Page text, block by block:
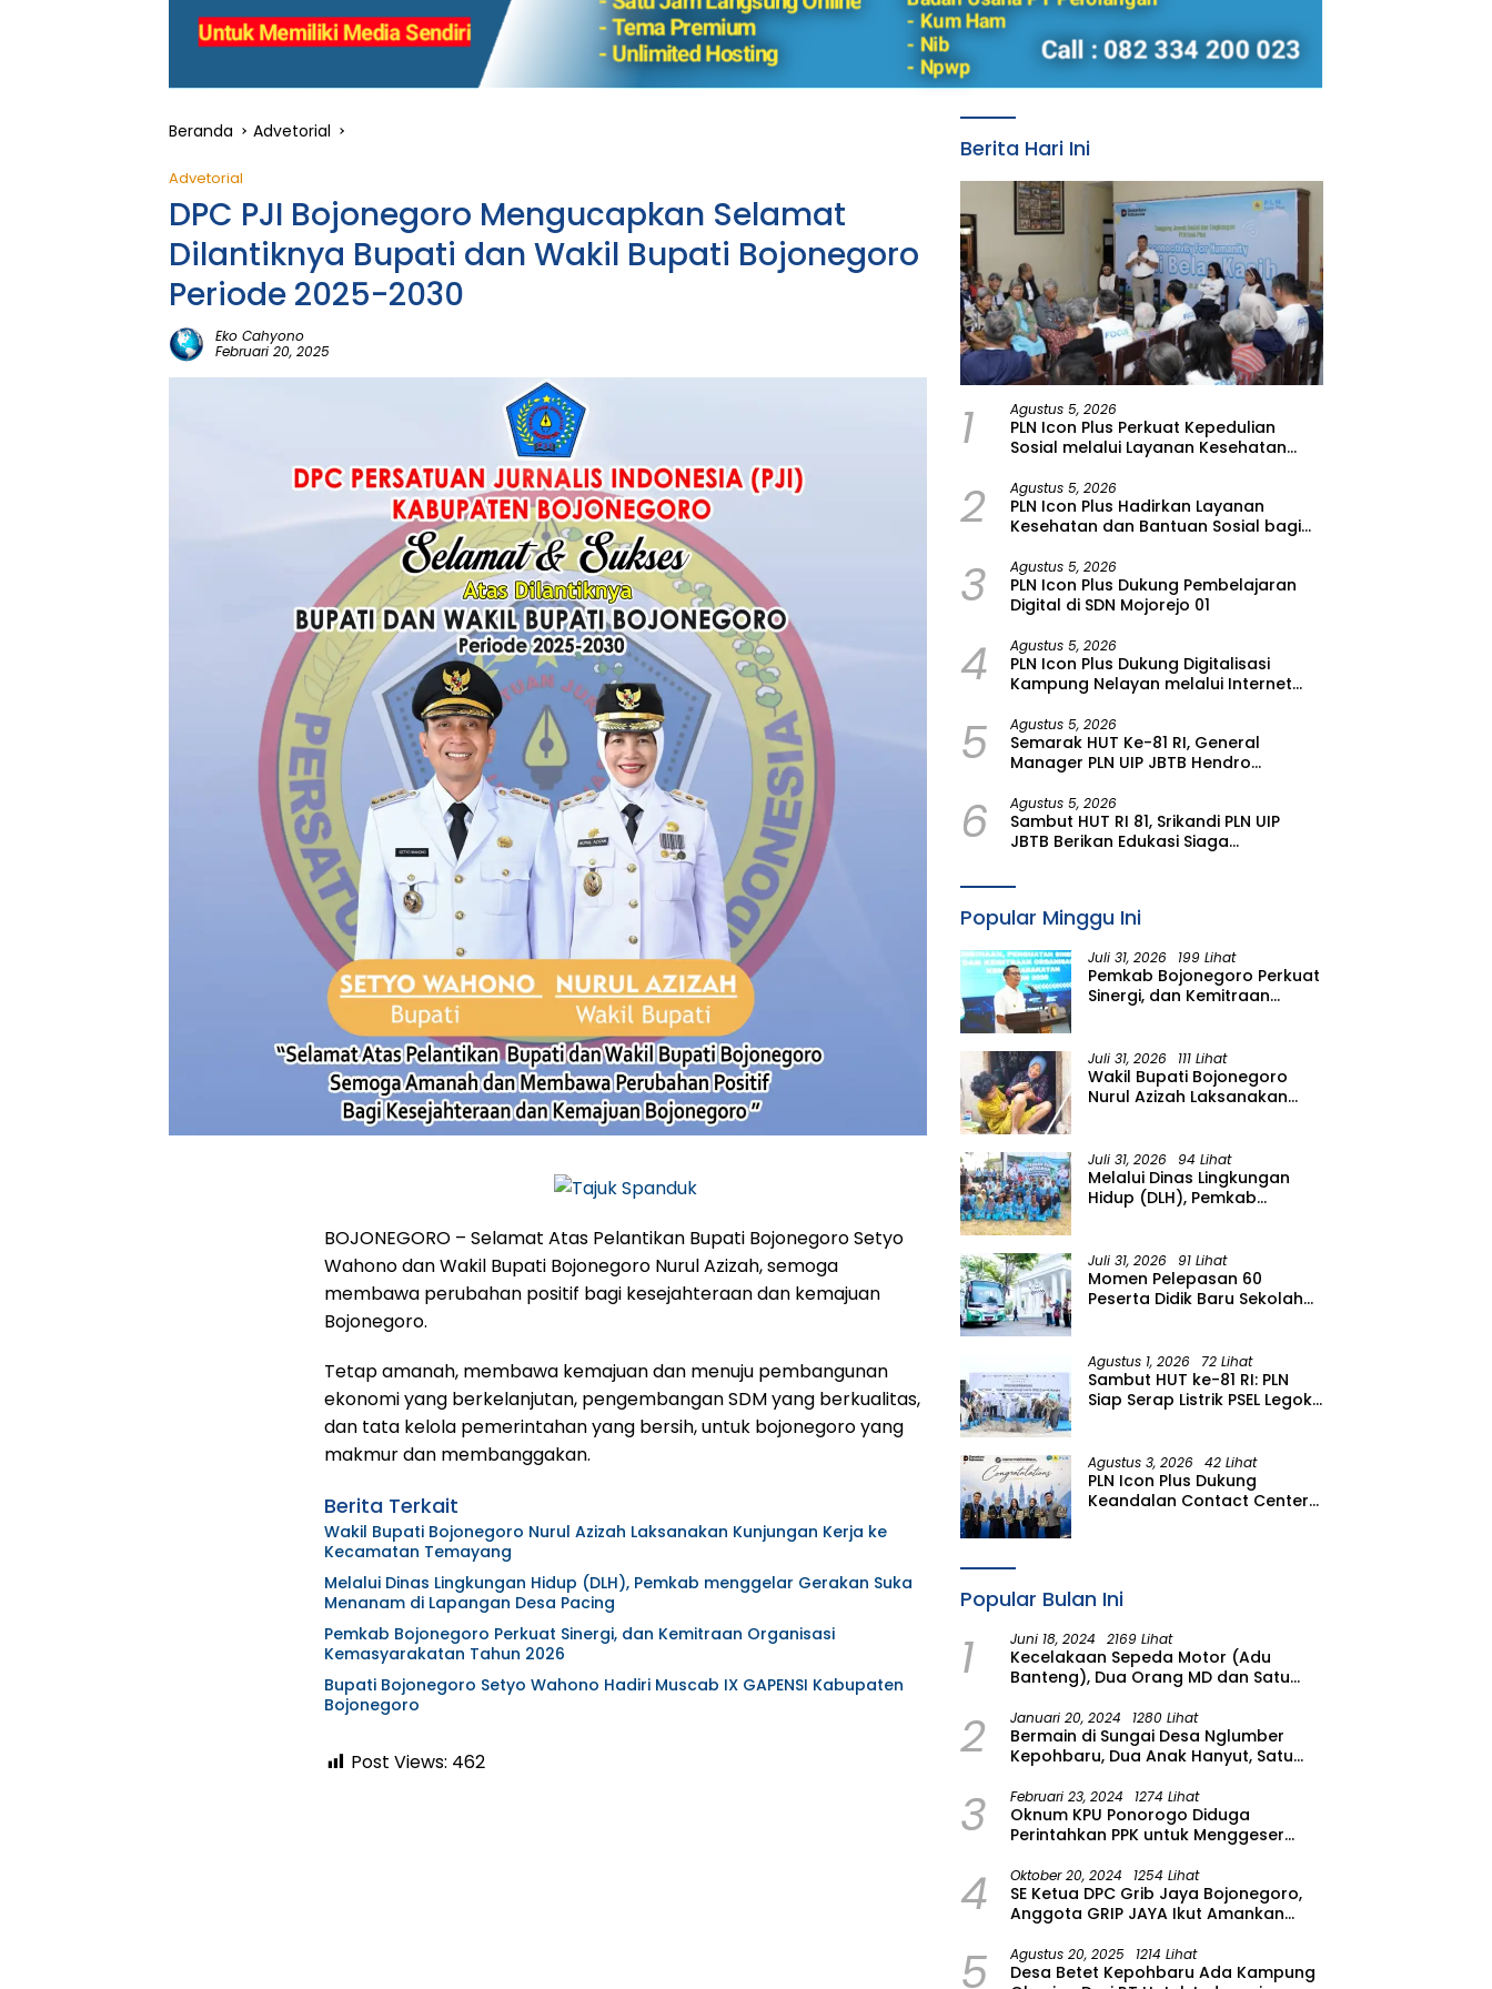
Beranda Advetorial
Advetorial
DPC PJI Bojonegoro Mengucapkan Selamat
Dilantiknya Bupati dan Wakil Bupati Bojonegoro
Periode 2025-2030
Eko Cahyono
Februari 20, 2025
BOJONEGORO – Selamat Atas Pelantikan Bupati Bojonegoro Setyo
Wahono dan Wakil Bupati Bojonegoro Nurul Azizah, semoga
membawa perubahan positif bagi kesejahteraan dan kemajuan
Bojonegoro.
Tetap amanah, membawa kemajuan dan menuju pembangunan
ekonomi yang berkelanjutan, pengembangan SDM yang berkualitas,
dan tata kelola pemerintahan yang bersih, untuk bojonegoro yang
makmur dan membanggakan.
Berita Terkait
Wakil Bupati Bojonegoro Nurul Azizah Laksanakan Kunjungan Kerja ke
Kecamatan Temayang
Melalui Dinas Lingkungan Hidup (DLH), Pemkab menggelar Gerakan Suka
Menanam di Lapangan Desa Pacing
Pemkab Bojonegoro Perkuat Sinergi, dan Kemitraan Organisasi
Kemasyarakatan Tahun 2026
Bupati Bojonegoro Setyo Wahono Hadiri Muscab IX GAPENSI Kabupaten
Bojonegoro
Post Views: 462
Berita Hari Ini
1 Agustus 5, 2026
PLN Icon Plus Perkuat Kepedulian
Sosial melalui Layanan Kesehatan
Lansia di Malang
2 Agustus 5, 2026
PLN Icon Plus Hadirkan Layanan
Kesehatan dan Bantuan Sosial bagi
3 Agustus 5, 2026
PLN Icon Plus Dukung Pembelajaran
Digital di SDN Mojorejo 01
4 Agustus 5, 2026
PLN Icon Plus Dukung Digitalisasi
Kampung Nelayan melalui Internet
5 Agustus 5, 2026
Semarak HUT Ke-81 RI, General
Manager PLN UIP JBTB Hendro
Prestisius
6 Agustus 5, 2026
Sambut HUT RI 81, Srikandi PLN UIP
JBTB Berikan Edukasi Siaga
Komunitas Perempuan Tangguh
Banyuwangi
Popular Minggu Ini
Juli 31, 2026 199 Lihat
Pemkab Bojonegoro Perkuat
Sinergi, dan Kemitraan
Juli 31, 2026 111 Lihat
Wakil Bupati Bojonegoro
Nurul Azizah Laksanakan
Juli 31, 2026 94 Lihat
Melalui Dinas Lingkungan
Hidup (DLH), Pemkab
Pacing
Juli 31, 2026 91 Lihat
Momen Pelepasan 60
Peserta Didik Baru Sekolah
Tahun Ajaran 2026/2027
Agustus 1, 2026 72 Lihat
Sambut HUT ke-81 RI: PLN
Siap Serap Listrik PSEL Legok
Berkelanjutan di Jawa Barat
Agustus 3, 2026 42 Lihat
PLN Icon Plus Dukung
Keandalan Contact Center
Popular Bulan Ini
1 Juni 18, 2024 2169 Lihat
Kecelakaan Sepeda Motor (Adu
Banteng), Dua Orang MD dan Satu
2 Januari 20, 2024 1280 Lihat
Bermain di Sungai Desa Nglumber
Kepohbaru, Dua Anak Hanyut, Satu
Masih Dalam Pencarian
3 Februari 23, 2024 1274 Lihat
Oknum KPU Ponorogo Diduga
Perintahkan PPK untuk Menggeser
Provinsi Asal Partai Gerindra
4 Oktober 20, 2024 1254 Lihat
SE Ketua DPC Grib Jaya Bojonegoro,
Anggota GRIP JAYA Ikut Amankan
Wilayah Bojonegoro
5 Agustus 20, 2025 1214 Lihat
Desa Betet Kepohbaru Ada Kampung